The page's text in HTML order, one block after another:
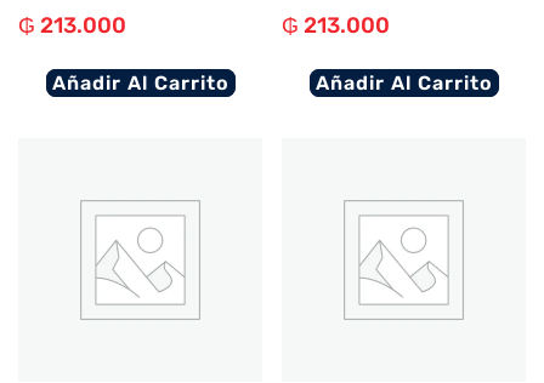
₲ 213.000
Añadir Al Carrito
₲ 213.000
Añadir Al Carrito